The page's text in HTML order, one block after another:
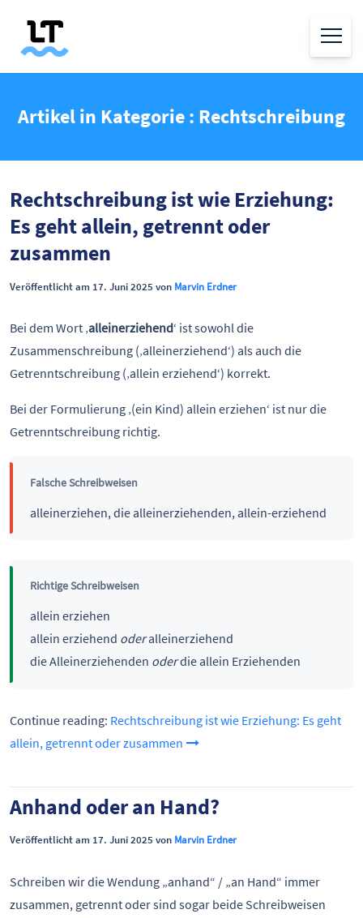
Artikel in Kategorie : Rechtschreibung
Rechtschreibung ist wie Erziehung:
Es geht allein, getrennt oder
zusammen
Veröffentlicht am 17. Juni 2025 von Marvin Erdner
Bei dem Wort ‚alleinerziehend‘ ist sowohl die
Zusammenschreibung (‚alleinerziehend‘) als auch die
Getrenntschreibung (‚allein erziehend‘) korrekt.
Bei der Formulierung ‚(ein Kind) allein erziehen‘ ist nur die
Getrenntschreibung richtig.
Falsche Schreibweisen
alleinerziehen, die alleinerziehenden, allein-erziehend
Richtige Schreibweisen
allein erziehen
allein erziehend oderalleinerziehend
die Alleinerziehenden oderdie allein Erziehenden
Continue reading: Rechtschreibung ist wie Erziehung: Es geht
allein, getrennt oder zusammen
Anhand oder an Hand?
Veröffentlicht am 17. Juni 2025 von Marvin Erdner
Schreiben wir die Wendung „anhand“ / „an Hand“ immer
zusammen, getrennt oder sind sogar beide Schreibweisen